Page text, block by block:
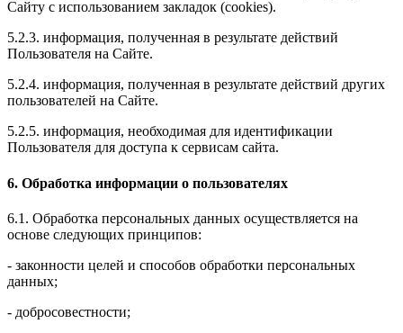
Сайту с использованием закладок (cookies).
5.2.3. информация, полученная в результате действий
Пользователя на Сайте.
5.2.4. информация, полученная в результате действий других
пользователей на Сайте.
5.2.5. информация, необходимая для идентификации
Пользователя для доступа к сервисам сайта.
6. Обработка информации о пользователях
6.1. Обработка персональных данных осуществляется на
основе следующих принципов:
- законности целей и способов обработки персональных
данных;
- добросовестности;